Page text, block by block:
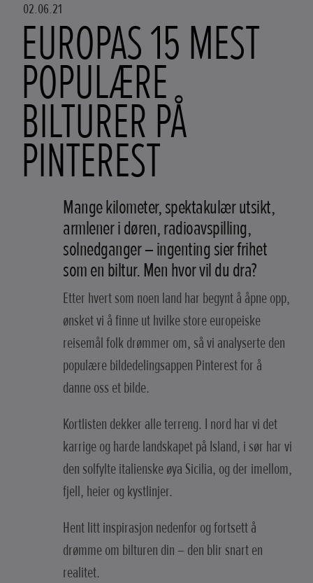
02.06.21
EUROPAS 15 MEST
POPULÆRE
BILTURER PÅ
PINTEREST
Mange kilometer, spektakulær utsikt,
armlener i døren, radioavspilling,
solnedganger – ingenting sier frihet
som en biltur. Men hvor vil du dra?
Etter hvert som noen land har begynt å åpne opp,
ønsket vi å finne ut hvilke store europeiske
reisemål folk drømmer om, så vi analyserte den
populære bildedelingsappen Pinterest for å
danne oss et bilde.
Kortlisten dekker alle terreng. I nord har vi det
karrige og harde landskapet på Island, i sør har vi
den solfylte italienske øya Sicilia, og der imellom,
fjell, heier og kystlinjer.
Hent litt inspirasjon nedenfor og fortsett å
drømme om bilturen din – den blir snart en
realitet.